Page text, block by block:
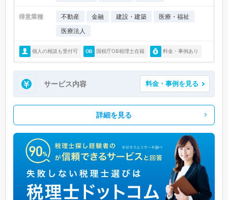
得意業種 不動産 金融 建設・建築
医療・福祉
医療法人
個人の相談も受付可 国税庁OB税理士在籍 料金・事例あり
サービス内容 料金・事例を見る
詳細を見る